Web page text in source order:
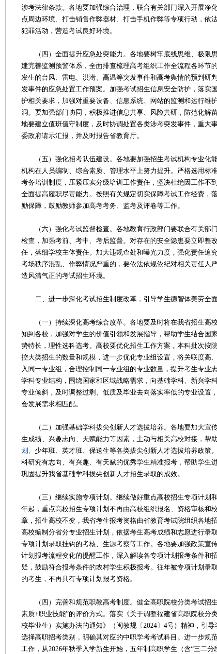
涉考法律条款。各地要加强综合治理，联合有关部门深入开展净
点周边环境、打击销售作弊器材、打击手机作弊等专项行动，依
犯罪活动，营造考试良好环境。
（四）全面提升应急处突能力。各地要树牢底线思维、极限
建完善监测预警体系，全面排查梳理高考组织工作全流程各环节
发生的台风、雷电、洪涝、高温等突发事件和高考舆情的预判研
发事件的应急处置工作预案。加强考试招生信息安全防护，落实
护相关要求，加强对重要设备、信息系统、网站的监测和运行维
洞。要加强部门协同，积极推进信息共享、风险共研，防范化解
地要建立值班值守制度，及时协调处置各类涉考突发事件，重大
委政府请示汇报，并及时报告省教育厅。
（五）强化招考队伍建设。各地要加强招生考试机构专业化
机构在人员编制、综合素质、管理水平上努力提升。严格选用标
考务培训制度，压紧压实分级培训工作责任，坚决杜绝因工作不
全面提高履职尽责能力。按照有关规定切实保障考试工作经费，
励保障，鼓励教师参加高考考务、监考及评卷等工作。
（六）强化考试监督检查。各地教育行政部门要联合有关部
检查，加强考前、考中、考后监督。对存在的安全隐患要立即整
任，落细学校主体责任。加大违规查处和曝光力度，强化责任追
考场秩序混乱、作弊情况严重的，要依法依规依纪对相关责任人
造风清气正的考试招生环境。
二、进一步深化考试招生制度改革，引导学生德智体美劳全
（一）持续深化高考综合改革。各地要及时将在我省招生高
知到各校，加强对学生的价值引领和发展指导，帮助学生结合国
势特长，理性选科选考。高校要优化招生工作方案，本科批次按
控大类招生的数量和规模，进一步优化专业组设置，将关联度高
入同一专业组，合理控制同一专业组的专业数量，提升考生专业
学科专业结构，围绕国家和区域战略需求，向基础学科、新兴学
专业倾斜，及时调整过剩、低质及毕业去向落实率低的专业设置
会发展需求相匹配。
（二）加强基础学科拔尖创新人才选拔培养。各地要加大宣
生成绩、兴趣志向、天赋能力等因素，主动与相关高校对接，帮
划 、少年班、英才班、保送生等各类拔尖创新人才选拔培养政策
科研究有志向、有兴趣、有天赋的优秀学生精准报考，帮助学生
巩固提升我省基础学科拔尖创新人才招生录取的成效。
（三）继续实施专项计划。继续做好重点高校招生专项计划和
年起，重点高校招生专项计划不再由高校组织报名、资格审核和
章，招生高校不变，我省考生报考资格由省教育考试院组织各地
高校编制分省分专业招生计划，依据考生高考成绩和志愿进行录
专项计划录取挂钩的考核、生源考察等工作。各地要加强政策宣
计划报考流程变化的提醒工作，深入解读各专项计划报考条件和
疑，鼓励符合报考条件的农村学生积极报考。往年被专项计划录
的考生，不再具有专项计划报考资格。
（四）完善和规范职教高考制度。健全高职院校分类考试招
素质+职业技能”的评价方式。落实《关于调整福建省高职院校分
校毕业生）实施办法的通知》（闽教规〔2024〕4号）精神，引
选择高职招考类别，明确其对应的中职学考考试科目。进一步规
工作，从2026年秋季入学新生开始，五年制高职学生（含“三二分